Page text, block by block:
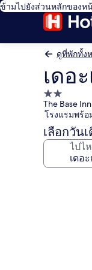
ข้ามไปยังส่วนหลักของห
ดูที่พักทั้ง
เดอ
ที่พัก
2.0
ดาว
The Base Inn
โรงแรมพร้อ
เลือกวัน
ไปไ